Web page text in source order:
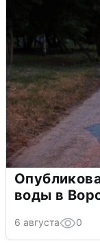
воды в
6 августа 0